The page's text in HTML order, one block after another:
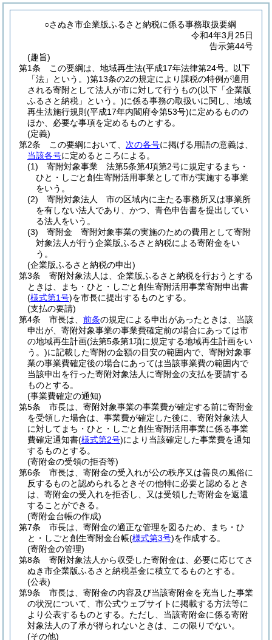
○さぬき市企業版ふるさと納税に係る事務取扱要綱
令和4年3月25日
告示第44号
(趣旨)
第1条
この要綱は、地域再生法(平成17年法律第24号。以下
「法」という。)第13条の2の規定により課税の特例が適用
される寄附として法人が市に対して行うもの(以下「企業版
ふるさと納税」という。)に係る事務の取扱いに関し、地域
再生法施行規則 (平成17年内閣府令第53号)に定めるものの
ほか、必要な事項を定めるものとする。
(定義)
第2条
この要綱において、 次の各号に掲げる用語の意義は、
当該各号に定めるところによる。
(1)
寄附対象事業 法第5条第4項第2号に規定するまち・
ひと・しごと創生寄附活用事業として市が実施する事業
をいう。
(2)
寄附対象法人 市の区域内に主たる事務所又は事業所
を有しない法人であり、かつ、青色申告書を提出してい
る法人をいう。
(3)
寄附金 寄附対象事業の実施のための費用として寄附
対象法人が行う企業版ふるさと納税による寄附金をい
う。
(企業版ふるさと納税の申出)
第3条
寄附対象法人は、企業版ふるさと納税を行おうとする
ときは、まち・ひと・しごと創生寄附活用事業寄附申出書
(様式第1号)を市長に提出するものとする。
(支払の要請)
第4条
市長は、 前条の規定による申出があったときは、当該
申出が、寄附対象事業の事業費確定前の場合にあっては市
の地域再生計画(法第5条第1項に規定する地域再生計画をい
う。)に記載した寄附の金額の目安の範囲内で、寄附対象事
業の事業費確定後の場合にあっては当該事業費の範囲内で
当該申出を行った寄附対象法人に寄附金の支払を要請する
ものとする。
(事業費確定の通知)
第5条
市長は、寄附対象事業の事業費が確定する前に寄附金
を受領した場合は、事業費が確定した後に、寄附対象法人
に対してまち・ひと・しごと創生寄附活用事業に係る事業
費確定通知書(様式第2号)により当該確定した事業費を通知
するものとする。
(寄附金の受領の拒否等)
第6条
市長は、寄附金の受入れが公の秩序又は善良の風俗に
反するものと認められるときその他特に必要と認めるとき
は、寄附金の受入れを拒否し、又は受領した寄附金を返還
することができる。
(寄附金台帳の作成)
第7条
市長は、寄附金の適正な管理を図るため、まち・ひ
と・しごと創生寄附金台帳(様式第3号)を作成する。
(寄附金の管理)
第8条
寄附対象法人から収受した寄附金は、必要に応じてさ
ぬき市企業版ふるさと納税基金に積立てるものとする。
(公表)
第9条
市長は、寄附金の内容及び当該寄附金を充当した事業
の状況について、市公式ウェブサイトに掲載する方法等に
より公表するものとする。 ただし、当該寄附金に係る寄附
対象法人の了承が得られないときは、この限りでない。
(その他)